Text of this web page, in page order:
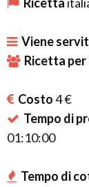
Viene
Ricetta per
Costo4 €
Tempo di
01:10:00
Tempo di